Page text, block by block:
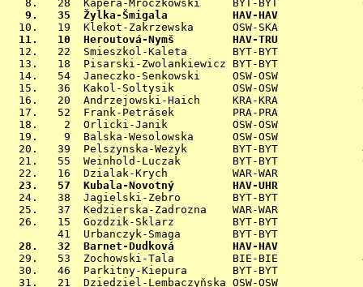
9.   35  Žylka-Šmigala          HAV-HAV
11.   10  Heroutová-Nymš         HAV-TRU
12.   22  Smieszkol-Kaleta       BYT-BYT
13.   18  Pisarski-Zwolankiewicz BYT-BYT
14.   54  Janeczko-Senkowski     OSW-OSW
15.   36  Kakol-Soltysik         OSW-OSW
16.   20  Andrzejowski-Haich     KRA-KRA
17.   52  Frank-Petrásek         PRA-PRA
18.    2  Orlicki-Janik          OSW-OSW
19.    9  Balska-Wesolowska      OSW-OSW
20.   39  Pelszynska-Wezyk       BYT-BYT
21.   55  Weinhold-Luczak        BYT-BYT
23.   57  Kubala-Novotný         HAV-UHR
24.   38  Jagielski-Zebro        BYT-BYT
25.   37  Kedzierska-Zadrozna    WAR-WAR
26.   15  Gozdzik-Sklarz         BYT-BYT
28.   32  Barnet-Dudková         HAV-HAV
29.   53  Zochowski-Tala         BIE-BIE
30.   46  Parkitny-Kiepura       BYT-BYT